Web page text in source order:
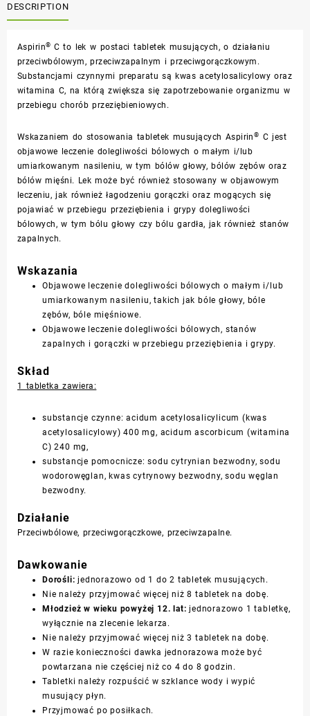
DESCRIPTION
Aspirin® C to lek w postaci tabletek musujących, o działaniu
przeciwbólowym, przeciwzapalnym i przeciwgorączkowym.
Substancjami czynnymi preparatu są kwas acetylosalicylowy oraz
witamina C, na którą zwiększa się zapotrzebowanie organizmu w
przebiegu chorób przeziębieniowych.
Wskazaniem do stosowania tabletek musujących Aspirin ® C jest
objawowe leczenie dolegliwości bólowych o małym i/lub
umiarkowanym nasileniu, w tym bólów głowy, bólów zębów oraz
bólów mięśni. Lek może być również stosowany w objawowym
leczeniu, jak również łagodzeniu gorączki oraz mogących się
pojawiać w przebiegu przeziębienia i grypy dolegliwości
bólowych, w tym bólu głowy czy bólu gardła, jak również stanów
zapalnych.
Wskazania
Objawowe leczenie dolegliwości bólowych o małym i/lub
umiarkowanym nasileniu, takich jak bóle głowy, bóle
zębów, bóle mięśniowe.
Objawowe leczenie dolegliwości bólowych, stanów
zapalnych i gorączki w przebiegu przeziębienia i grypy.
Skład
1 tabletka zawiera:
substancje czynne: acidum acetylosalicylicum (kwas
acetylosalicylowy) 400 mg, acidum ascorbicum (witamina
C) 240 mg,
substancje pomocnicze: sodu cytrynian bezwodny, sodu
wodorowęglan, kwas cytrynowy bezwodny, sodu węglan
bezwodny.
Działanie
Przeciwbólowe, przeciwgorączkowe, przeciwzapalne.
Dawkowanie
Dorośli: jednorazowo od 1 do 2 tabletek musujących.
Nie należy przyjmować więcej niż 8 tabletek na dobę.
Młodzież w wieku powyżej 12. lat: jednorazowo 1 tabletkę,
wyłącznie na zlecenie lekarza.
Nie należy przyjmować więcej niż 3 tabletek na dobę.
W razie konieczności dawka jednorazowa może być
powtarzana nie częściej niż co 4 do 8 godzin.
Tabletki należy rozpuścić w szklance wody i wypić
musujący płyn.
Przyjmować po posiłkach.